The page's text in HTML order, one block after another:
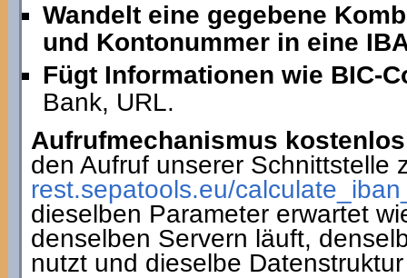
Wandelt eine gegebene
und Kontonummer in eine
Fügt Informationen wie BIC-
Bank, URL.
Aufrufmechanismus
den Aufruf unserer Schnittstelle
rest.sepatools.eu/
dieselben Parameter erwartet
denselben Servern läuft,
nutzt und dieselbe